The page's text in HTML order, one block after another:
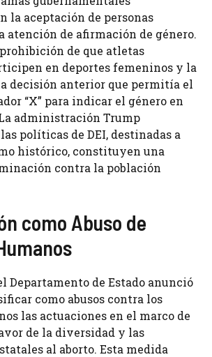
la aceptación de personas
atención de afirmación de género.
de que atletas
en deportes femeninos y la
decisión anterior que permitía el
“X” para indicar el género en
administración Trump
políticas de DEI, destinadas a
histórico, constituyen una
contra la población
como Abuso de
Departamento de Estado anunció
como abusos contra los
las actuaciones en el marco de
de la diversidad y las
al aborto. Esta medida